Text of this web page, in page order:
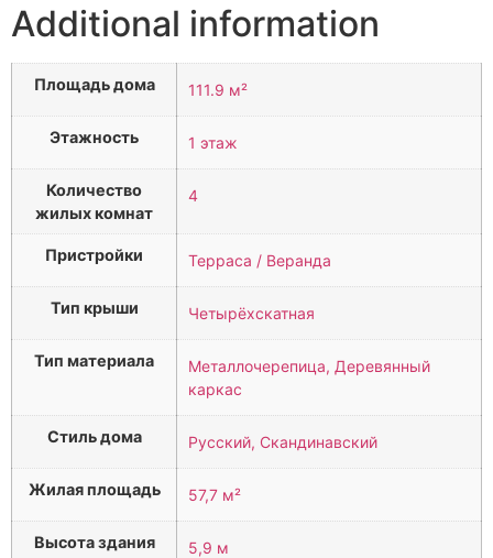
Additional information
Площадь дома 111.9 м²
Этажность 1 этаж
Количество
жилых комнат
4
Пристройки Терраса / Веранда
Тип крыши Четырёхскатная
Тип материала
Металлочерепица, Деревянный
каркас
Стиль дома Русский, Скандинавский
Жилая площадь 57,7 м²
Высота здания 5,9 м